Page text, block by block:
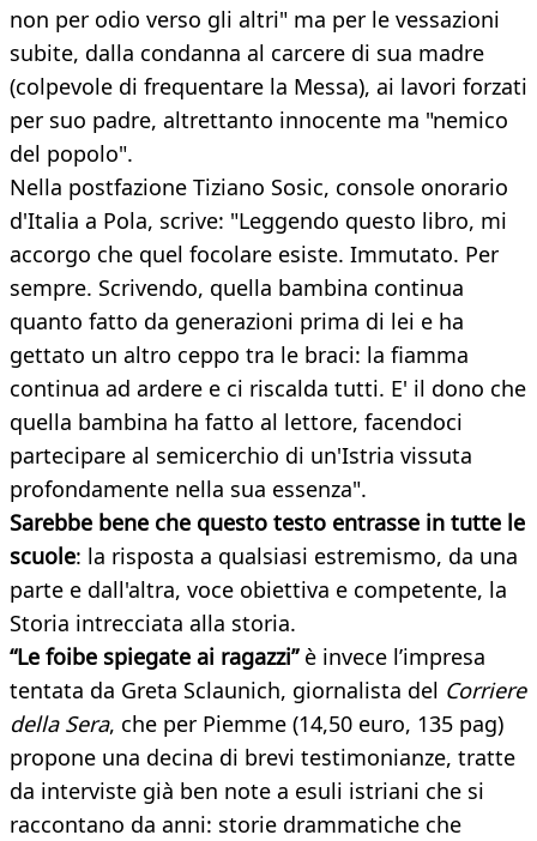
non per odio verso gli altri" ma per le vessazioni
subite, dalla condanna al carcere di sua madre
(colpevole di frequentare la Messa), ai lavori forzati
per suo padre, altrettanto innocente ma "nemico
del popolo".
Nella postfazione Tiziano Sosic, console onorario
d'Italia a Pola, scrive: "Leggendo questo libro, mi
accorgo che quel focolare esiste. Immutato. Per
sempre. Scrivendo, quella bambina continua
quanto fatto da generazioni prima di lei e ha
gettato un altro ceppo tra le braci: la fiamma
continua ad ardere e ci riscalda tutti. E' il dono che
quella bambina ha fatto al lettore, facendoci
partecipare al semicerchio di un'Istria vissuta
profondamente nella sua essenza".
Sarebbe bene che questo testo entrasse in tutte le
scuole: la risposta a qualsiasi estremismo, da una
parte e dall'altra, voce obiettiva e competente, la
Storia intrecciata alla storia.
“Le foibe spiegate ai ragazzi” è invece l’impresa
tentata da Greta Sclaunich, giornalista del Corriere
della Sera, che per Piemme (14,50 euro, 135 pag)
propone una decina di brevi testimonianze, tratte
da interviste già ben note a esuli istriani che si
raccontano da anni: storie drammatiche che